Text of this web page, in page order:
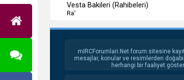
Vesta Bakileri (Rahibeleri)
Ra'
mIRCForumlari.Net forum sitesine
mesajlar, konular ve resimlerden
herhangi bir faaliyet